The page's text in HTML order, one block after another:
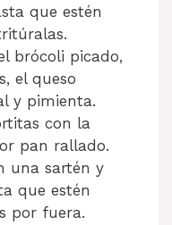
que estén
brócoli picado,
el queso
y pimienta.
con la
pan rallado.
una sartén y
que estén
por fuera.